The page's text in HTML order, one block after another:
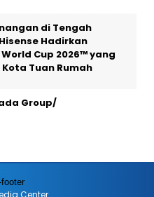
di Tengah
Hadirkan
Cup 2026™ yang
Kota Tuan Rumah
Group/
Center